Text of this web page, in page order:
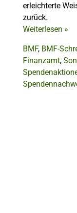
erleichterte
zurück.
Weiterlesen »
BMF, BMF-
Finanzamt,